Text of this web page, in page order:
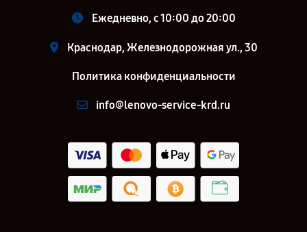
Ежедневно, с 10:00 до 20:00
Краснодар, Железнодорожная ул., 30
Политика конфиденциальности
info@lenovo-service-krd.ru